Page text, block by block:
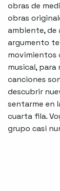
obras de
obras
ambiente, de
argumento
movimientos
musical,
canciones
descubrir
sentarme en
cuarta fila.
grupo casi